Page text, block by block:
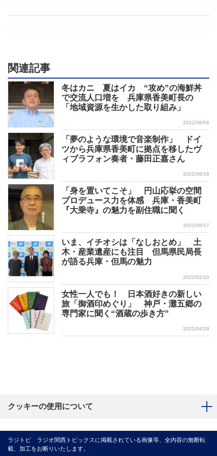
関連記事
冬はカニ 夏はイカ “攻め”の海鮮丼
で交流人口増を 兵庫県香美町長の
「地域資源を生かした取り組み」
2022/08/04
「夢のような環境で音楽制作」 ドイ
ツから兵庫県香美町に拠点を移したヴ
ィブラフォン奏者・藤田正嘉さん
2022/08/18
「身を置いてこそ」 円山応挙の空間
プロデュース力を体感 兵庫・香美町
『大乗寺』の魅力を副住職に聞く
2022/08/17
いま、イチオシは「なしおとめ」 土
木・産業遺産にも注目 但馬県民局長
が語る兵庫・但馬の魅力
2022/02/10
女性一人でも！ 日本酒好きの新しい
旅「御酒印めぐり」 神戸・灘五郷の
専門家に聞く“酒蔵の歩き方”
2022/04/29
クッキーの使用について
ラジトピ ラジオ関西トピックスに掲載されている画像等、全内容の無断転
載、加工をお断りいたします。